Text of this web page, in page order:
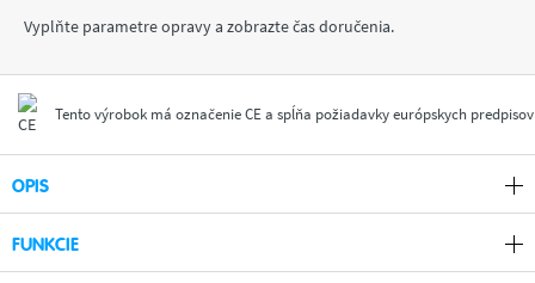
OPIS
FUNKCIE
Vyplňte parametre opravy a zobrazte čas doručenia.
Tento výrobok má označenie CE a spĺňa požiadavky európskych predpisov